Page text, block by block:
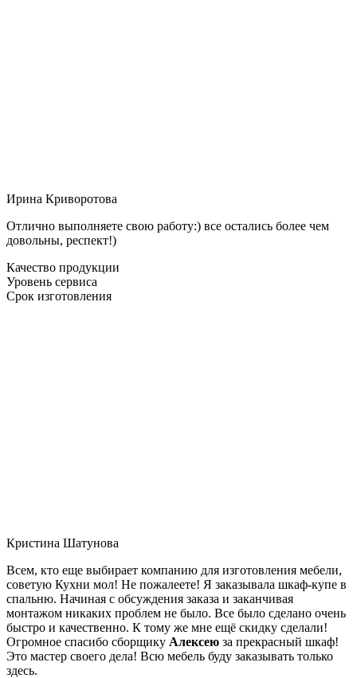
Ирина Криворотова
Отлично выполняете свою работу:) все остались более чем
довольны, респект!)
Качество продукции
Уровень сервиса
Срок изготовления
Кристина Шатунова
Всем, кто еще выбирает компанию для изготовления мебели,
советую Кухни мол! Не пожалеете! Я заказывала шкаф-купе в
спальню. Начиная с обсуждения заказа и заканчивая
монтажом никаких проблем не было. Все было сделано очень
быстро и качественно. К тому же мне ещё скидку сделали!
Огромное спасибо сборщику Алексею за прекрасный шкаф!
Это мастер своего дела! Всю мебель буду заказывать только
здесь.